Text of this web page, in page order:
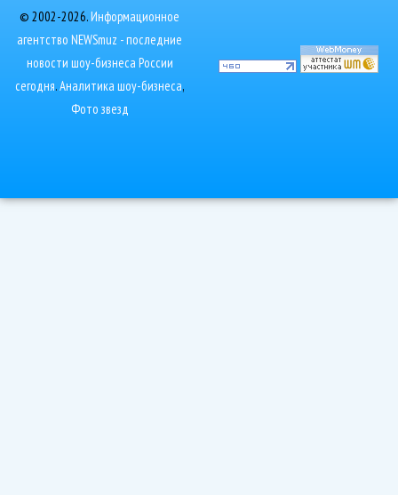
© 2002-2026.Информационное
агентство NEWSmuz - последние
новости шоу-бизнеса России
сегодня.Аналитика шоу-бизнеса,
Фото звезд